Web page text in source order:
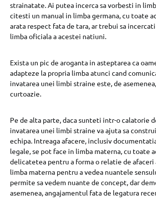
strainatate. Ai putea incerca sa vorbesti in
citesti un manual in limba germana, cu toate
arata respect fata de tara, ar trebui sa
limba oficiala a acestei natiuni.
Exista un pic de aroganta in asteptarea ca
adapteze la propria limba atunci cand
invatarea unei limbi straine este, de
curtoazie.
Pe de alta parte, daca sunteti intr-o calatorie
invatarea unei limbi straine va ajuta sa
echipa. Intreaga afacere, inclusiv
legale, se pot face in limba materna, cu toate
delicatetea pentru a forma o relatie de afaceri
limba materna pentru a vedea nuantele
permite sa vedem nuante de concept, dar
asemenea, angajamentul fata de legatura